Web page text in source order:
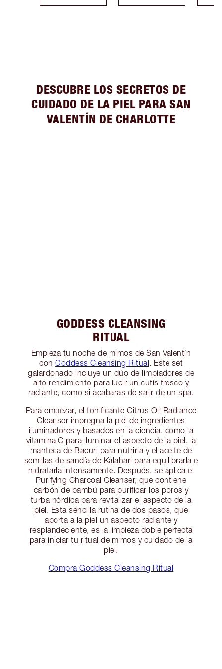
DESCUBRE LOS SECRETOS DE
CUIDADO DE LA PIEL PARA SAN
VALENTÍN DE CHARLOTTE
GODDESS CLEANSING
RITUAL
Empieza tu noche de mimos de San Valentín
con Goddess Cleansing Ritual. Este set
galardonado incluye un dúo de limpiadores de
alto rendimiento para lucir un cutis fresco y
radiante, como si acabaras de salir de un spa.
Para empezar, el tonificante Citrus Oil Radiance
Cleanser impregna la piel de ingredientes
iluminadores y basados en la ciencia, como la
vitamina C para iluminar el aspecto de la piel, la
manteca de Bacuri para nutrirla y el aceite de
semillas de sandía de Kalahari para equilibrarla e
hidratarla intensamente. Después, se aplica el
Purifying Charcoal Cleanser, que contiene
carbón de bambú para purificar los poros y
turba nórdica para revitalizar el aspecto de la
piel. Esta sencilla rutina de dos pasos, que
aporta a la piel un aspecto radiante y
resplandeciente, es la limpieza doble perfecta
para iniciar tu ritual de mimos y cuidado de la
piel.
Compra Goddess Cleansing Ritual